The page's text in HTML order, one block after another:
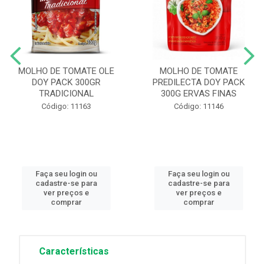
MOLHO DE TOMATE OLE
DOY PACK 300GR
TRADICIONAL
Código: 11163
Faça seu login ou
cadastre-se para
ver preços e
comprar
MOLHO DE TOMATE
PREDILECTA DOY PACK
300G ERVAS FINAS
Código: 11146
Faça seu login ou
cadastre-se para
ver preços e
comprar
Características